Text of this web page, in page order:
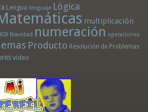
Lengua lenguaje Lógica
multiplicación
Navidad numeración operaciones
Producto Resolución de Problemas
vídeo